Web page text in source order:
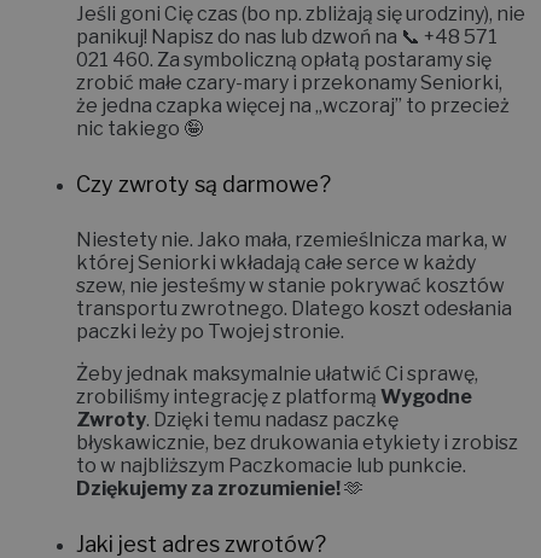
Jeśli goni Cię czas (bo np. zbliżają się urodziny), nie
panikuj! Napisz do nas lub dzwoń na 📞 +48 571
021 460. Za symboliczną opłatą postaramy się
zrobić małe czary-mary i przekonamy Seniorki,
że jedna czapka więcej na „wczoraj” to przecież
nic takiego 🤪
Czy zwroty są darmowe?
Niestety nie. Jako mała, rzemieślnicza marka, w
której Seniorki wkładają całe serce w każdy
szew, nie jesteśmy w stanie pokrywać kosztów
transportu zwrotnego. Dlatego koszt odesłania
paczki leży po Twojej stronie.
Żeby jednak maksymalnie ułatwić Ci sprawę,
zrobiliśmy integrację z platformą Wygodne
Zwroty. Dzięki temu nadasz paczkę
błyskawicznie, bez drukowania etykiety i zrobisz
to w najbliższym Paczkomacie lub punkcie.
Dziękujemy za zrozumienie!🫶
Jaki jest adres zwrotów?